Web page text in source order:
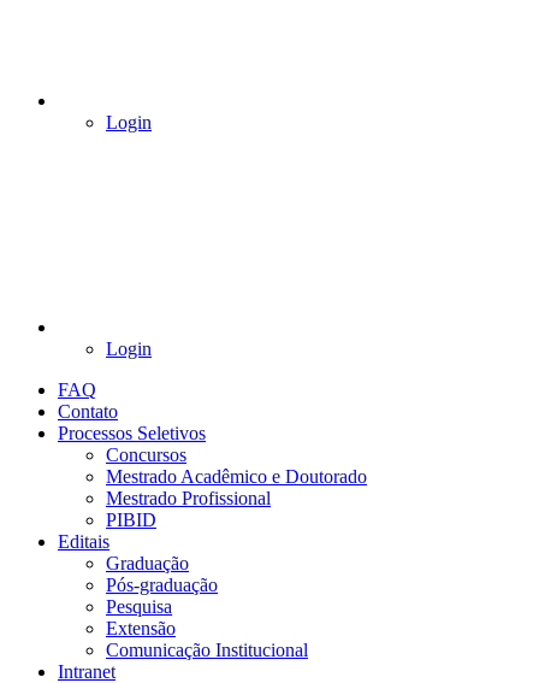
Login
Login
FAQ
Contato
Processos Seletivos
Concursos
Mestrado Acadêmico e Doutorado
Mestrado Profissional
PIBID
Editais
Graduação
Pós-graduação
Pesquisa
Extensão
Comunicação Institucional
Intranet